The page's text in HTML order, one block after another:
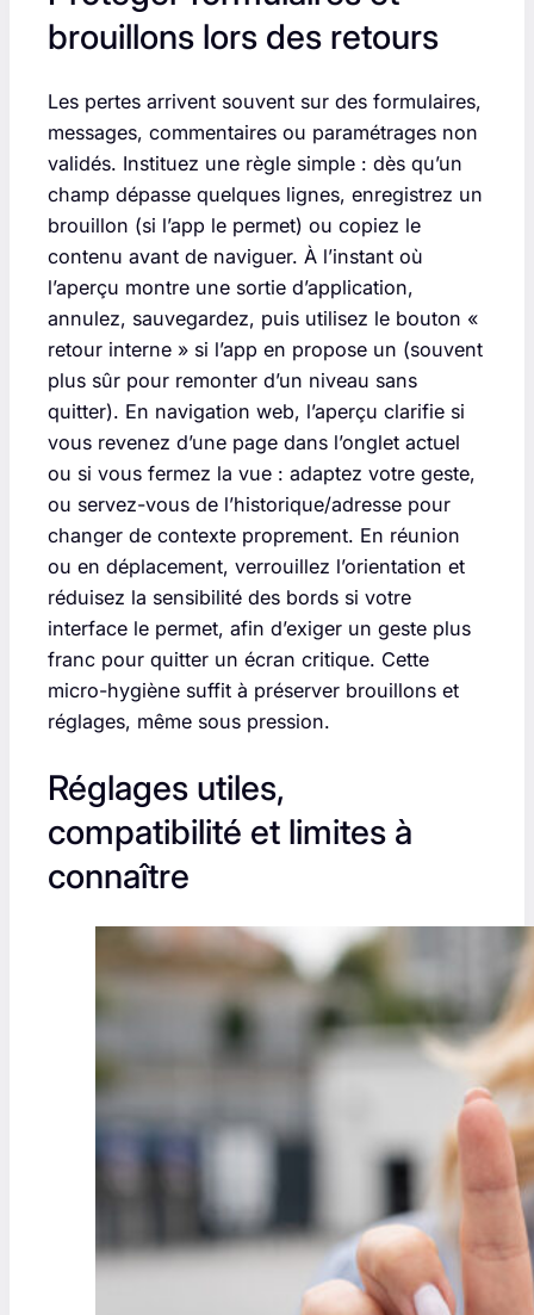
brouillons lors des retours
Les pertes arrivent souvent sur des formulaires,
messages, commentaires ou paramétrages non
validés. Instituez une règle simple : dès qu’un
champ dépasse quelques lignes, enregistrez un
brouillon (si l’app le permet) ou copiez le
contenu avant de naviguer. À l’instant où
l’aperçu montre une sortie d’application,
annulez, sauvegardez, puis utilisez le bouton «
retour interne » si l’app en propose un (souvent
plus sûr pour remonter d’un niveau sans
quitter). En navigation web, l’aperçu clarifie si
vous revenez d’une page dans l’onglet actuel
ou si vous fermez la vue : adaptez votre geste,
ou servez-vous de l’historique/adresse pour
changer de contexte proprement. En réunion
ou en déplacement, verrouillez l’orientation et
réduisez la sensibilité des bords si votre
interface le permet, afin d’exiger un geste plus
franc pour quitter un écran critique. Cette
micro-hygiène suffit à préserver brouillons et
réglages, même sous pression.
Réglages utiles,
compatibilité et limites à
connaître